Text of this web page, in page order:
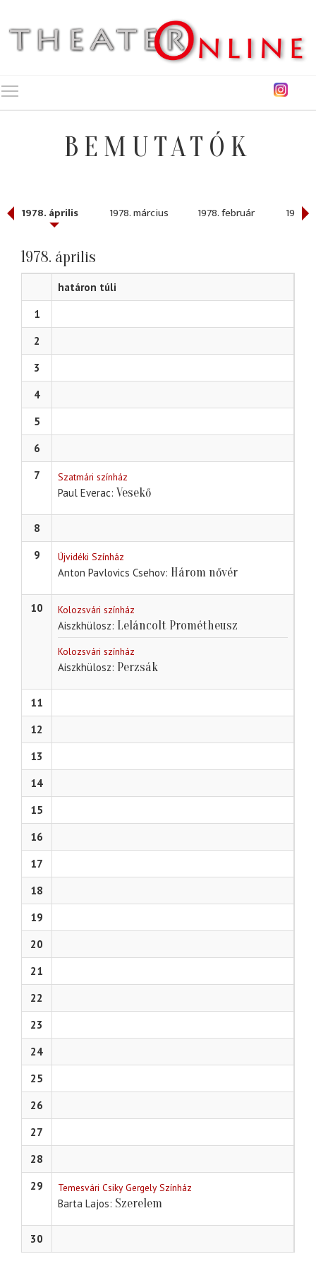
BEMUTATÓK
1978. április 1978. március 1978. február 1978.
1978. április
határon túli
1
2
3
4
5
6
7
Szatmári színház
Paul Everac Vesekő
8
9
Újvidéki Színház
Anton Pavlovics Csehov Három nővér
10 Kolozsvári színház
Aiszkhülosz Leláncolt Prométheusz
Kolozsvári színház
Aiszkhülosz Perzsák
11
12
13
14
15
16
17
18
19
20
21
22
23
24
25
26
27
28
29
Temesvári Csiky Gergely Színház
Barta Lajos Szerelem
30